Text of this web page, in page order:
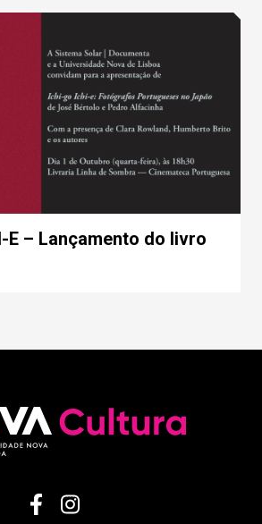
E – Lançamento do livro